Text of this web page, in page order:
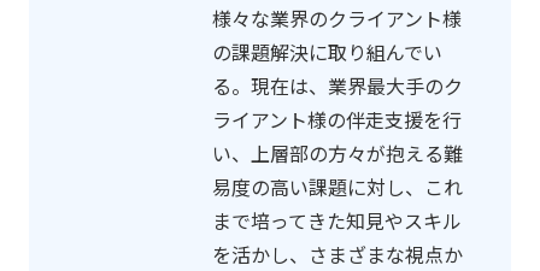
様々な業界のクライアント様
の課題解決に取り組んでい
る。現在は、業界最大手のク
ライアント様の伴走支援を行
い、上層部の方々が抱える難
易度の高い課題に対し、これ
まで培ってきた知見やスキル
を活かし、さまざまな視点か